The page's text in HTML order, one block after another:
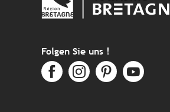
Folgen Sie uns !